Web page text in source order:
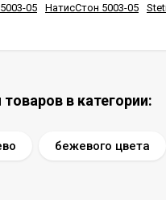
05
НатисСтон 5003-05
в категории:
бежевого цвета